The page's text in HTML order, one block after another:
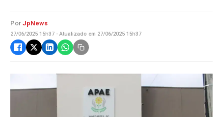
Por JpNews
27/06/2025 15h37 - Atualizado em 27/06/2025 15h37